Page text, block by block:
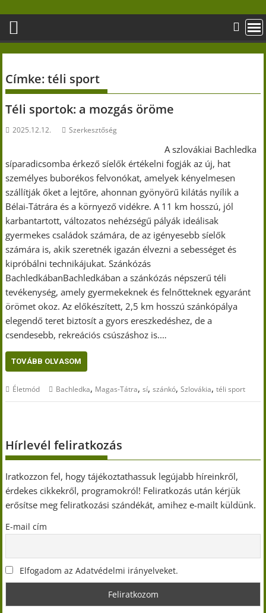
content
Címke:téli sport
Téli sportok: a mozgás öröme
2025.12.12. Szerkesztőség
A szlovákiai Bachledka
síparadicsomba érkező síelők értékelni fogják az új, hat
személyes buborékos felvonókat, amelyek kényelmesen
szállítják őket a lejtőre, ahonnan gyönyörű kilátás nyílik a
Bélai-Tátrára és a környező vidékre. A 11 km hosszú, jól
karbantartott, változatos nehézségű pályák ideálisak
gyermekes családok számára, de az igényesebb síelők
számára is, akik szeretnék igazán élvezni a sebességet és
kipróbálni technikájukat. Szánkózás
BachledkábanBachledkában a szánkózás népszerű téli
tevékenység, amely gyermekeknek és felnőtteknek egyaránt
örömet okoz. Az előkészített, 2,5 km hosszú szánkópálya
elegendő teret biztosít a gyors ereszkedéshez, de a
csendesebb, rekreációs csúszáshoz is.…
TOVÁBB OLVASOM
Életmód Bachledka, Magas-Tátra,sí,szánkó,Szlovákia,téli sport
Hírlevél feliratkozás
Iratkozzon fel, hogy tájékoztathassuk legújabb híreinkről,
érdekes cikkekről, programokról! Feliratkozás után kérjük
erősítse meg feliratkozási szándékát, amihez e-mailt küldünk.
E-mail cím
Elfogadom az Adatvédelmi irányelveket.